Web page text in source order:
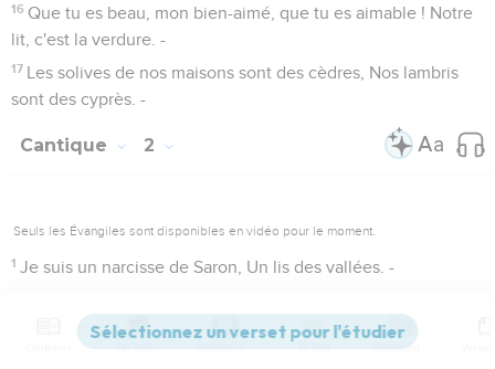
16 Que tu es beau, mon bien-aimé, que tu es aimable ! Notre
lit, c'est la verdure. -
17 Les solives de nos maisons sont des cèdres, Nos lambris
sont des cyprès. -
Cantique 2
Seuls les Évangiles sont disponibles en vidéo pour le moment.
1 Je suis un narcisse de Saron, Un lis des vallées. -
Versions Commentaires Strong